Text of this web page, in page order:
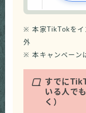
※ 本家TikTokをイ
外
※ 本キャンペーン
Q すでに
いる人で
く）